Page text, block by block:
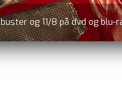
og 11/8 på dvd og blu-